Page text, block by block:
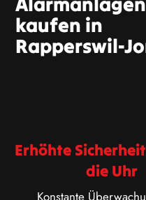
kaufen in
Rapperswil-
Erhöhte
die Uhr
Konstante